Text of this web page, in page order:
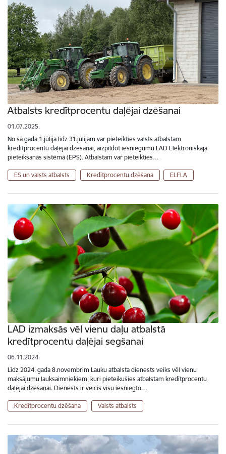
Atbalsts kredītprocentu daļējai dzēšanai
01.07.2025.
No šā gada 1.jūlija līdz 31.jūlijam var pieteikties valsts atbalstam
kredītprocentu daļējai dzēšanai, aizpildot iesniegumu LAD Elektroniskajā
pieteikšanās sistēmā (EPS). Atbalstam var pieteikties…
ES un valsts atbalsts Kredītprocentu dzēšana ELFLA
LAD izmaksās vēl vienu daļu atbalstā
kredītprocentu daļējai segšanai
06.11.2024.
Līdz 2024. gada 8.novembrim Lauku atbalsta dienests veiks vēl vienu
maksājumu lauksaimniekiem, kuri pieteikušies atbalstam kredītprocentu
daļējai dzēšanai. Dienests ir veicis visu iesniegto…
Kredītprocentu dzēšana Valsts atbalsts